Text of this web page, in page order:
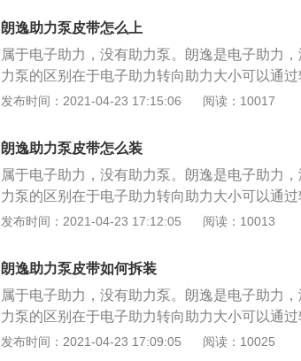
传感装置（包括扭矩传感器、转角传感器和车速
机、离合器、减速传动机构）及电子控制装置
作，驾驶员在操纵转向盘时，扭矩转角传感器
号，给出指令控制电动机运转，从而产生所需要
映到方向盘上。电动助力工作原理： 1、eps的
（小齿轮轴）连接在一起，当转向轴转动时，
输出轴在扭杆作用下产生的相对转动角位移变
感器和转矩传感器的信号决定电动机的旋转方
时控制助力转向； 2、电动助力转向系统是在传
大部分构成，信号传感装置（包括扭矩传感器、
向助力机构（电机、离合器、减速传动机构）
需要助力时工作，驾驶员在操纵转向盘时，扭
和车速的信号，给出指令控制电动机运转，从
朗逸助力泵皮带怎么上
属于电子助力，没有助力泵。朗逸是电子助力
力泵的区别在于电子助力转向助力大小可以通
向轻便性和高速时的操纵稳定性，正性能好。
映到方向盘上。电动助力工作原理： 1、eps的
（小齿轮轴）连接在一起，当转向轴转动时，
输出轴在扭杆作用下产生的相对转动角位移变
感器和转矩传感器的信号决定电动机的旋转方
时控制助力转向； 2、电动助力转向系统是在传
大部分构成，信号传感装置（包括扭矩传感器、
向助力机构（电机、离合器、减速传动机构）
需要助力时工作，驾驶员在操纵转向盘时，扭
和车速的信号，给出指令控制电动机运转，从而
发布时间：2021-04-23 17:15:06 阅读：10017
朗逸助力泵皮带怎么装
属于电子助力，没有助力泵。朗逸是电子助力
力泵的区别在于电子助力转向助力大小可以通
向轻便性和高速时的操纵稳定性，正性能好。
映到方向盘上。电动助力工作原理： 1、eps的
（小齿轮轴）连接在一起，当转向轴转动时，
输出轴在扭杆作用下产生的相对转动角位移变
感器和转矩传感器的信号决定电动机的旋转方
时控制助力转向； 2、电动助力转向系统是在传
发布时间：2021-04-23 17:12:05 阅读：10013
朗逸助力泵皮带如何拆装
属于电子助力，没有助力泵。朗逸是电子助力
力泵的区别在于电子助力转向助力大小可以通
向轻便性和高速时的操纵稳定性，正性能好。
发布时间：2021-04-23 17:09:05 阅读：10025